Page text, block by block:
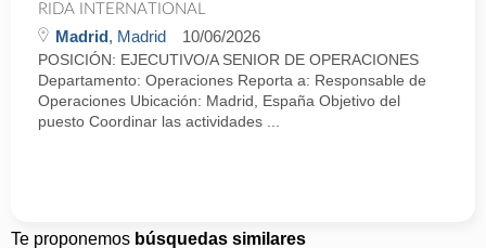
RIDA INTERNATIONAL
Madrid, Madrid 10/06/2026
POSICIÓN: EJECUTIVO/A SENIOR DE OPERACIONES
Departamento: Operaciones Reporta a: Responsable de
Operaciones Ubicación: Madrid, España Objetivo del
puesto Coordinar las actividades ...
Te proponemos búsquedas similares